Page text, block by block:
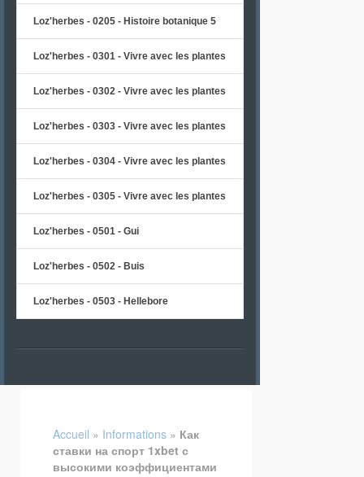
Loz'herbes - 0205 - Histoire botanique 5
Loz'herbes - 0301 - Vivre avec les plantes
Loz'herbes - 0302 - Vivre avec les plantes
Loz'herbes - 0303 - Vivre avec les plantes
Loz'herbes - 0304 - Vivre avec les plantes
Loz'herbes - 0305 - Vivre avec les plantes
Loz'herbes - 0501 - Gui
Loz'herbes - 0502 - Buis
Loz'herbes - 0503 - Hellebore
Accueil » Informations » Как
ставки на спорт 1xbet с
высокими коэффициентами